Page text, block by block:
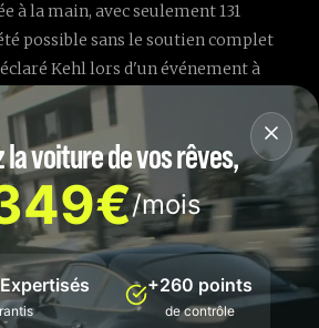
à la main, avec seulement 131
possible sans le soutien complet
Kehl lors d'un événement à
King of the
duel d'exception
Baggers oppose les plus lourdes
carénages complets et sacoches
rival américain, Indian Motorcycle
la voiture de vos rêves,
/mois
+260 points
de contrôle